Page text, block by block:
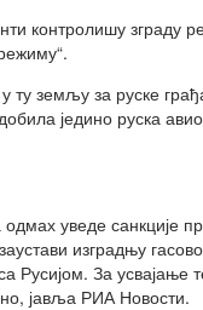
контролишу зграду
ту земљу за руске
једино руска
уведе санкције
изградњу
Русијом. За усвајање
јавља РИА Новости.